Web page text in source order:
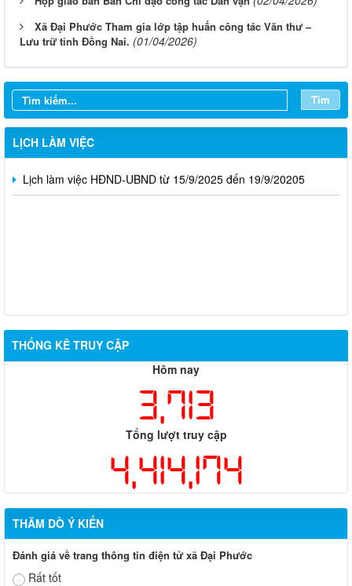
Xã Đại Phước Tham gia lớp tập huấn công tác Văn thư –
Lưu trữ tỉnh Đồng Nai. (01/04/2026)
Tìm
LỊCH LÀM VIỆC
Lịch làm việc tuần 02 tháng 10 của HĐND và UBND xã
Lịch làm việc tuần của HĐND và UBND xã 06-11.10.2025
Lịch làm việc của HĐND và UBND xã (Ngày 22/9/2025 -
27/9/2025)
Lịch làm việc HĐND-UBND từ 15/9/2025 đến 19/9/20205
THỐNG KÊ TRUY CẬP
Hôm nay
3,713
Tổng lượt truy cập
4,414,174
THĂM DÒ Ý KIẾN
Đánh giá về trang thông tin điện tử xã Đại Phước
Rất tốt